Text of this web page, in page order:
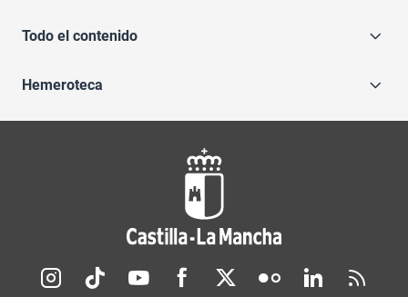
Todo el contenido
Hemeroteca
Redes sociales JCCM